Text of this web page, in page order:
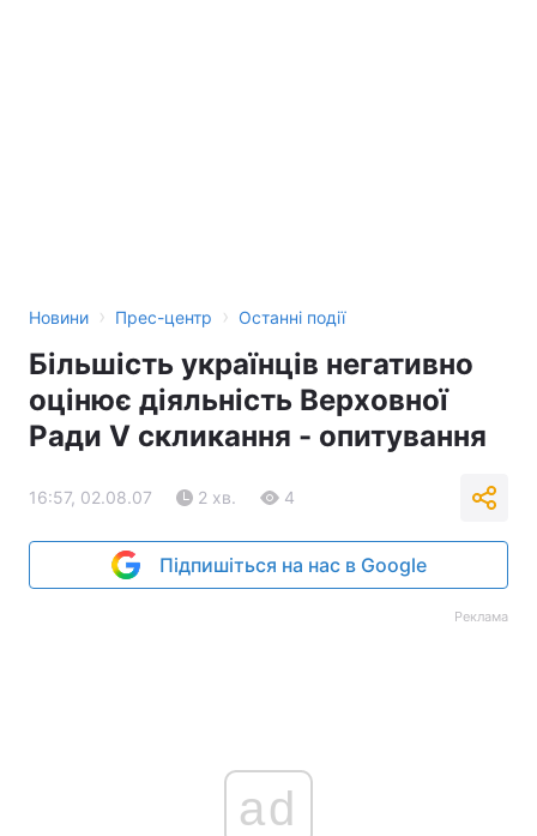
Новини › Прес-центр › Останні події
Більшість українців негативно
оцінює діяльність Верховної
Ради V скликання - опитування
16:57, 02.08.07 2 хв. 4
Підпишіться на нас в Google
Реклама
ad